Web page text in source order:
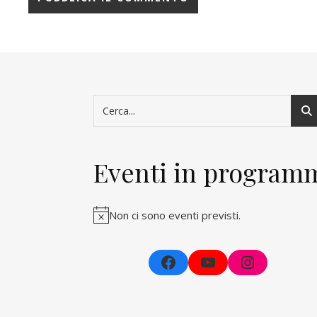
Eventi in
Non ci sono eventi previsti.
FacebookYouTube